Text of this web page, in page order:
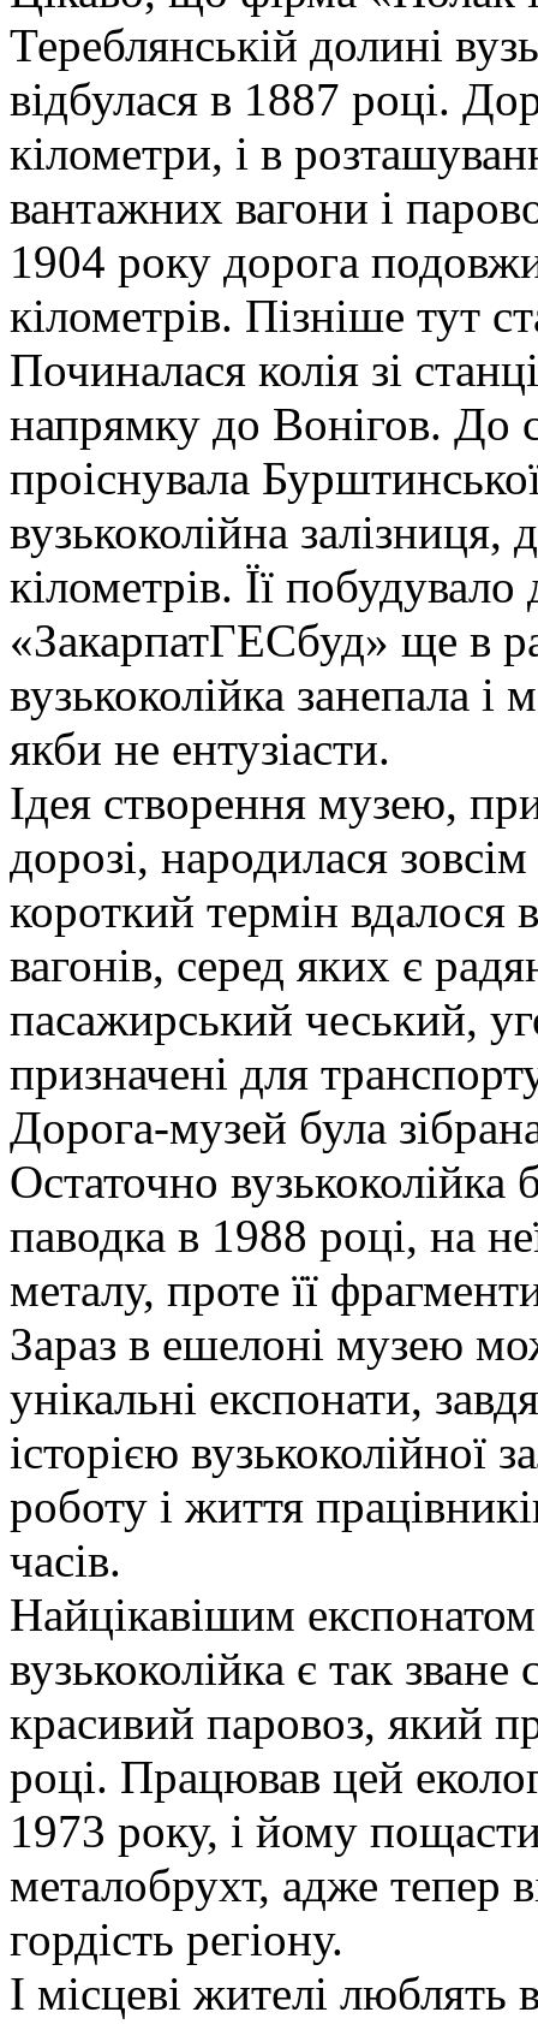
Тереблянській долині
відбулася в 1887 році.
кілометри, і в
вантажних вагони і
1904 року дорога
кілометрів. Пізніше тут
Починалася колія зі
напрямку до Вонігов. До
проіснувала
вузькоколійна
кілометрів. Її
«ЗакарпатГЕСбуд» ще в
вузькоколійка занепала
якби не ентузіасти.
Ідея створення музею,
дорозі, народилася
короткий термін вдалося
вагонів, серед яких є
пасажирський чеський,
призначені для
Дорога-музей була
Остаточно вузькоколійка
паводка в 1988 році, на
металу, проте її
Зараз в ешелоні музею
унікальні експонати,
історією вузькоколійної
роботу і життя
часів.
Найцікавішим
вузькоколійка є так
красивий паровоз, який
році. Працював цей
1973 року, і йому
металобрухт, адже тепер
гордість регіону.
І місцеві жителі